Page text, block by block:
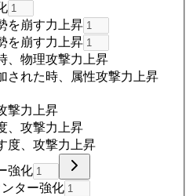
を崩す力上昇
を崩す力上昇
、物理攻撃力上昇
された時、属性攻撃力上昇
撃力上昇
、攻撃力上昇
度、攻撃力上昇
強化
ター強化